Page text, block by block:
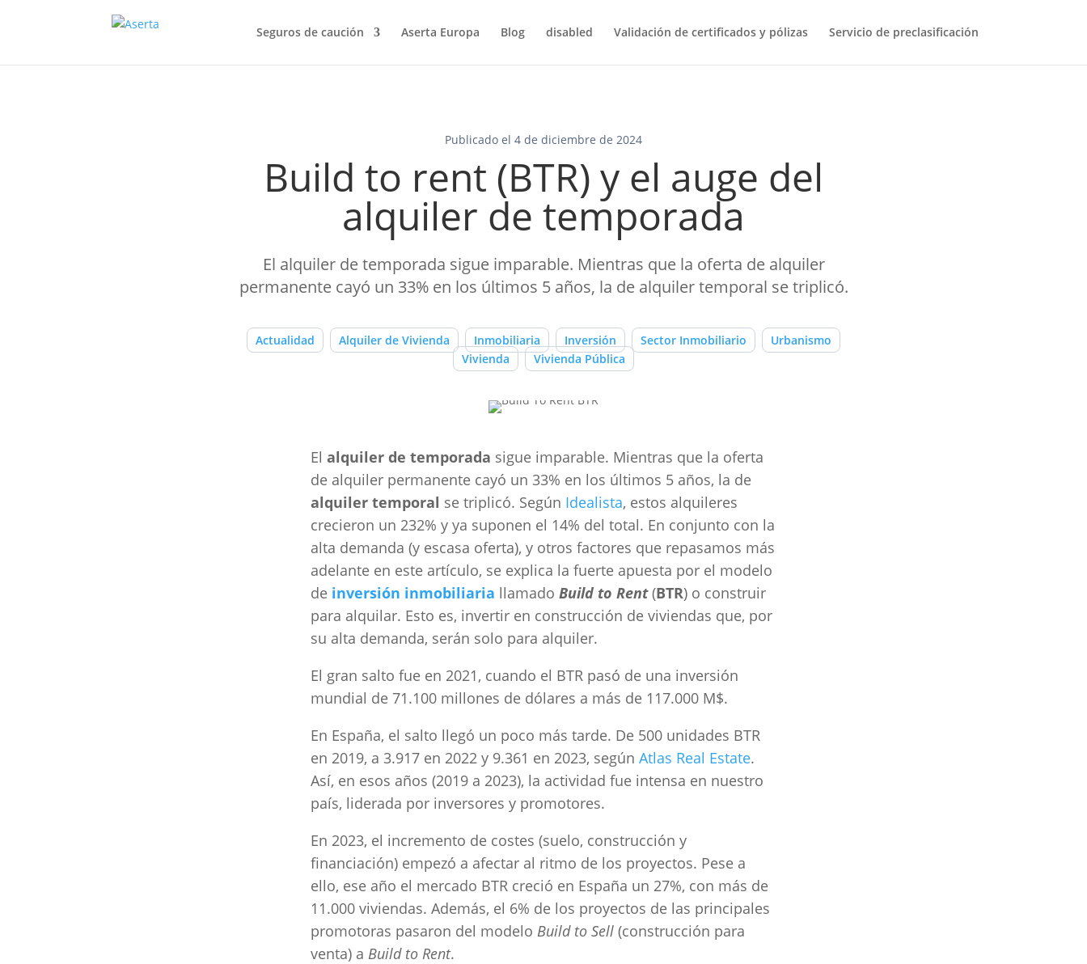
Seguros de caución Aserta Europa Blog disabled Validación de certificados y pólizas Servicio de preclasificación
Publicado el 4 de diciembre de 2024
Build to rent (BTR) y el auge del
alquiler de temporada
El alquiler de temporada sigue imparable. Mientras que la oferta de alquiler
permanente cayó un 33% en los últimos 5 años, la de alquiler temporal se triplicó.
Actualidad Alquiler de Vivienda Inmobiliaria Inversión Sector Inmobiliario
Urbanismo
Vivienda
Vivienda Pública
El alquiler de temporada sigue imparable. Mientras que la oferta
de alquiler permanente cayó un 33% en los últimos 5 años, la de
alquiler temporal se triplicó. Según Idealista, estos alquileres
crecieron un 232% y ya suponen el 14% del total. En conjunto con la
alta demanda (y escasa oferta), y otros factores que repasamos más
adelante en este artículo, se explica la fuerte apuesta por el modelo
de inversión inmobiliaria llamado Build to Rent (BTR) o construir
para alquilar. Esto es, invertir en construcción de viviendas que, por
su alta demanda, serán solo para alquiler.
El gran salto fue en 2021, cuando el BTR pasó de una inversión
mundial de 71.100 millones de dólares a más de 117.000 M$.
En España, el salto llegó un poco más tarde. De 500 unidades BTR
en 2019, a 3.917 en 2022 y 9.361 en 2023, según Atlas Real Estate.
Así, en esos años (2019 a 2023), la actividad fue intensa en nuestro
país, liderada por inversores y promotores.
En 2023, el incremento de costes (suelo, construcción y
financiación) empezó a afectar al ritmo de los proyectos. Pese a
ello, ese año el mercado BTR creció en España un 27%, con más de
11.000 viviendas. Además, el 6% de los proyectos de las principales
promotoras pasaron del modelo Build to Sell (construcción para
venta) a Build to Rent.